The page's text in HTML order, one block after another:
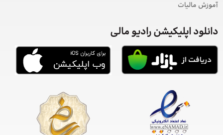
آموزش مالیات
دانلود اپلیکیشن رادیو مالی